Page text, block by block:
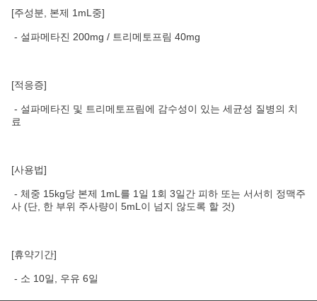
[주성분, 본제 1mL중]
- 설파메타진 200mg / 트리메토프림 40mg
[적응증]
- 설파메타진 및 트리메토프림에 감수성이 있는 세균성 질병의 치
료
[사용법]
- 체중 15kg당 본제 1mL를 1일 1회 3일간 피하 또는 서서히 정맥주
사 (단, 한 부위 주사량이 5mL이 넘지 않도록 할 것)
[휴약기간]
- 소 10일, 우유 6일